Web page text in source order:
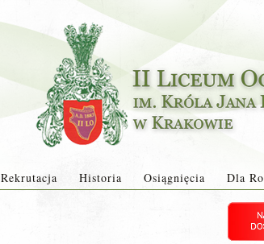
Rekrutacja Historia Osiągnięcia Dla